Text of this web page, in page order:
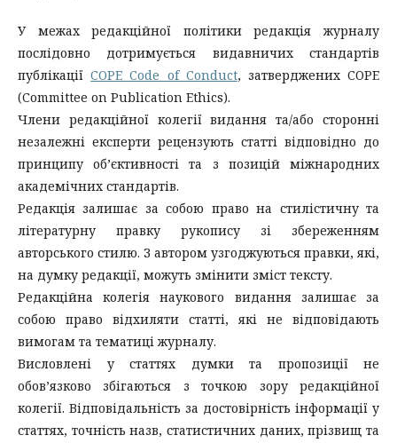
У межах редакційної політики редакція журналу
послідовно дотримується видавничих стандартів
публікаціїCOPE Code of Conduct, затверджених COPE
(Committee on Publication Ethics).
Члени редакційної колегії видання та/або сторонні
незалежні експерти рецензують статті відповідно до
принципу об’єктивності та з позицій міжнародних
академічних стандартів.
Редакція залишає за собою право на стилістичну та
літературну правку рукопису зі збереженням
авторського стилю. З автором узгоджуються правки, які,
на думку редакції, можуть змінити зміст тексту.
Редакційна колегія наукового видання залишає за
собою право відхиляти статті, які не відповідають
вимогам та тематиці журналу.
Висловлені у статтях думки та пропозиції не
обов’язково збігаються з точкою зору редакційної
колегії. Відповідальність за достовірність інформації у
статтях, точність назв, статистичних даних, прізвищ та